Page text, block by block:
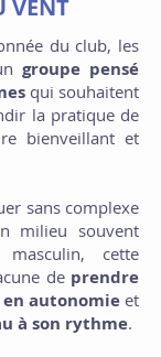
VENT
du club, les
groupe pensé
qui souhaitent
la pratique de
bienveillant et
sans complexe
milieu souvent
cette
de prendre
en autonomie et
à son rythme.